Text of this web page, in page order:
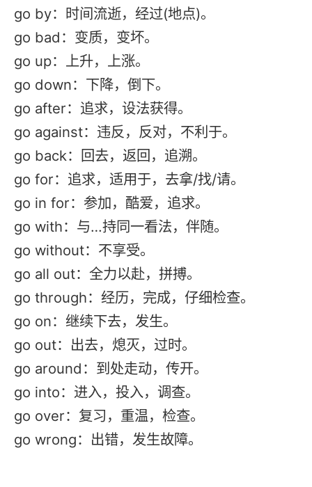
‌go by‌：时间流逝，经过(地点)。
‌go bad‌：变质，变坏。
‌go up‌：上升，上涨。
‌go down‌：下降，倒下。
‌go after‌：追求，设法获得。
‌go against‌：违反，反对，不利于。
‌go back‌：回去，返回，追溯。
‌go for‌：追求，适用于，去拿/找/请。
‌go in for‌：参加，酷爱，追求。
‌go with‌：与…持同一看法，伴随。
‌go without‌：不享受。
‌go all out‌：全力以赴，拼搏。
‌go through‌：经历，完成，仔细检查。
‌go on‌：继续下去，发生。
‌go out‌：出去，熄灭，过时。
‌go around‌：到处走动，传开。
‌go into‌：进入，投入，调查。
‌go over‌：复习，重温，检查。
‌go wrong‌：出错，发生故障。